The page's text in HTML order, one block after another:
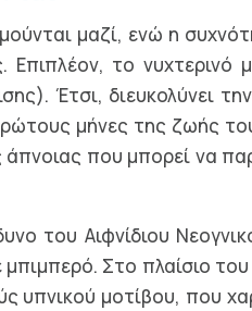
μαζί, ενώ η
το νυχτερινό
Έτσι, διευκολύνει
μήνες της ζωής
που μπορεί να
του Αιφνίδιου
Στο πλαίσιο
υπνικού μοτίβου, που